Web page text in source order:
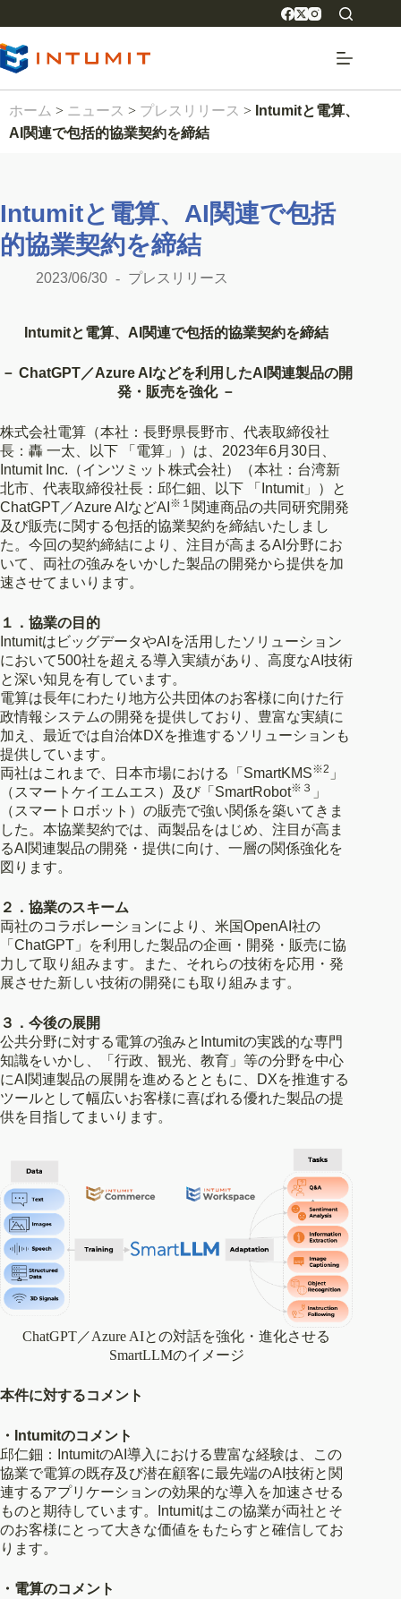
ホーム > ニュース > プレスリリース > Intumitと電算、
AI関連で包括的協業契約を締結
Intumitと電算、AI関連で包括
的協業契約を締結
2023/06/30 プレスリリース
Intumitと電算、AI関連で包括的協業契約を締結
－ ChatGPT／Azure AIなどを利用したAI関連製品の開
発・販売を強化 －
株式会社電算（本社：長野県長野市、代表取締役社
長：轟 一太、以下 「電算」）は、2023年6月30日、
Intumit Inc.（インツミット株式会社）（本社：台湾新
北市、代表取締役社長：邱仁鈿、以下 「Intumit」）と
ChatGPT／Azure AIなどAI ※１ 関連商品の共同研究開発
及び販売に関する包括的協業契約を締結いたしまし
た。今回の契約締結により、注目が高まるAI分野にお
いて、両社の強みをいかした製品の開発から提供を加
速させてまいります。
１．協業の目的
IntumitはビッグデータやAIを活用したソリューション
において500社を超える導入実績があり、高度なAI技術
と深い知見を有しています。
電算は長年にわたり地方公共団体のお客様に向けた行
政情報システムの開発を提供しており、豊富な実績に
加え、最近では自治体DXを推進するソリューションも
提供しています。
両社はこれまで、日本市場における「SmartKMS※2 」
（スマートケイエムエス）及び「SmartRobot※３
」
（スマートロボット）の販売で強い関係を築いてきま
した。本協業契約では、両製品をはじめ、注目が高ま
るAI関連製品の開発・提供に向け、一層の関係強化を
図ります。
２．協業のスキーム
両社のコラボレーションにより、米国OpenAI社の
「ChatGPT」を利用した製品の企画・開発・販売に協
力して取り組みます。また、それらの技術を応用・発
展させた新しい技術の開発にも取り組みます。
３．今後の展開
公共分野に対する電算の強みとIntumitの実践的な専門
知識をいかし、「行政、観光、教育」等の分野を中心
にAI関連製品の展開を進めるとともに、DXを推進する
ツールとして幅広いお客様に喜ばれる優れた製品の提
供を目指してまいります。
ChatGPT／Azure AIとの対話を強化・進化させる
SmartLLMのイメージ
本件に対するコメント
・Intumitのコメント
邱仁鈿：IntumitのAI導入における豊富な経験は、この
協業で電算の既存及び潜在顧客に最先端のAI技術と関
連するアプリケーションの効果的な導入を加速させる
ものと期待しています。Intumitはこの協業が両社とそ
のお客様にとって大きな価値をもたらすと確信してお
ります。
・電算のコメント